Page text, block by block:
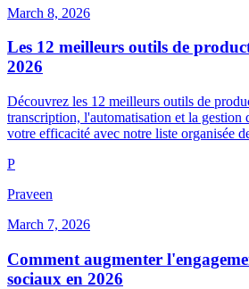
March 8, 2026
Les 12 meilleurs outils de
2026
Découvrez les 12 meilleurs outils de
transcription, l'automatisation et la gestion
votre efficacité avec notre liste organisée
P
Praveen
March 7, 2026
Comment augmenter
sociaux en 2026